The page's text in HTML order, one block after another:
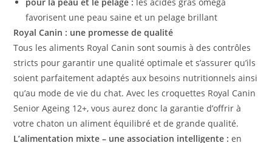
favorisent une peau saine et un pelage brillant
Royal Canin : une promesse de qualité
Tous les aliments Royal Canin sont soumis à des contrôles
stricts pour garantir une qualité optimale et s’assurer qu’ils
soient parfaitement adaptés aux besoins nutritionnels ainsi
qu’au mode de vie du chat. Avec les croquettes Royal Canin
Senior Ageing 12+, vous aurez donc la garantie d’offrir à
votre chaton un aliment équilibré et de grande qualité.
L’alimentation mixte – une association intelligente : en